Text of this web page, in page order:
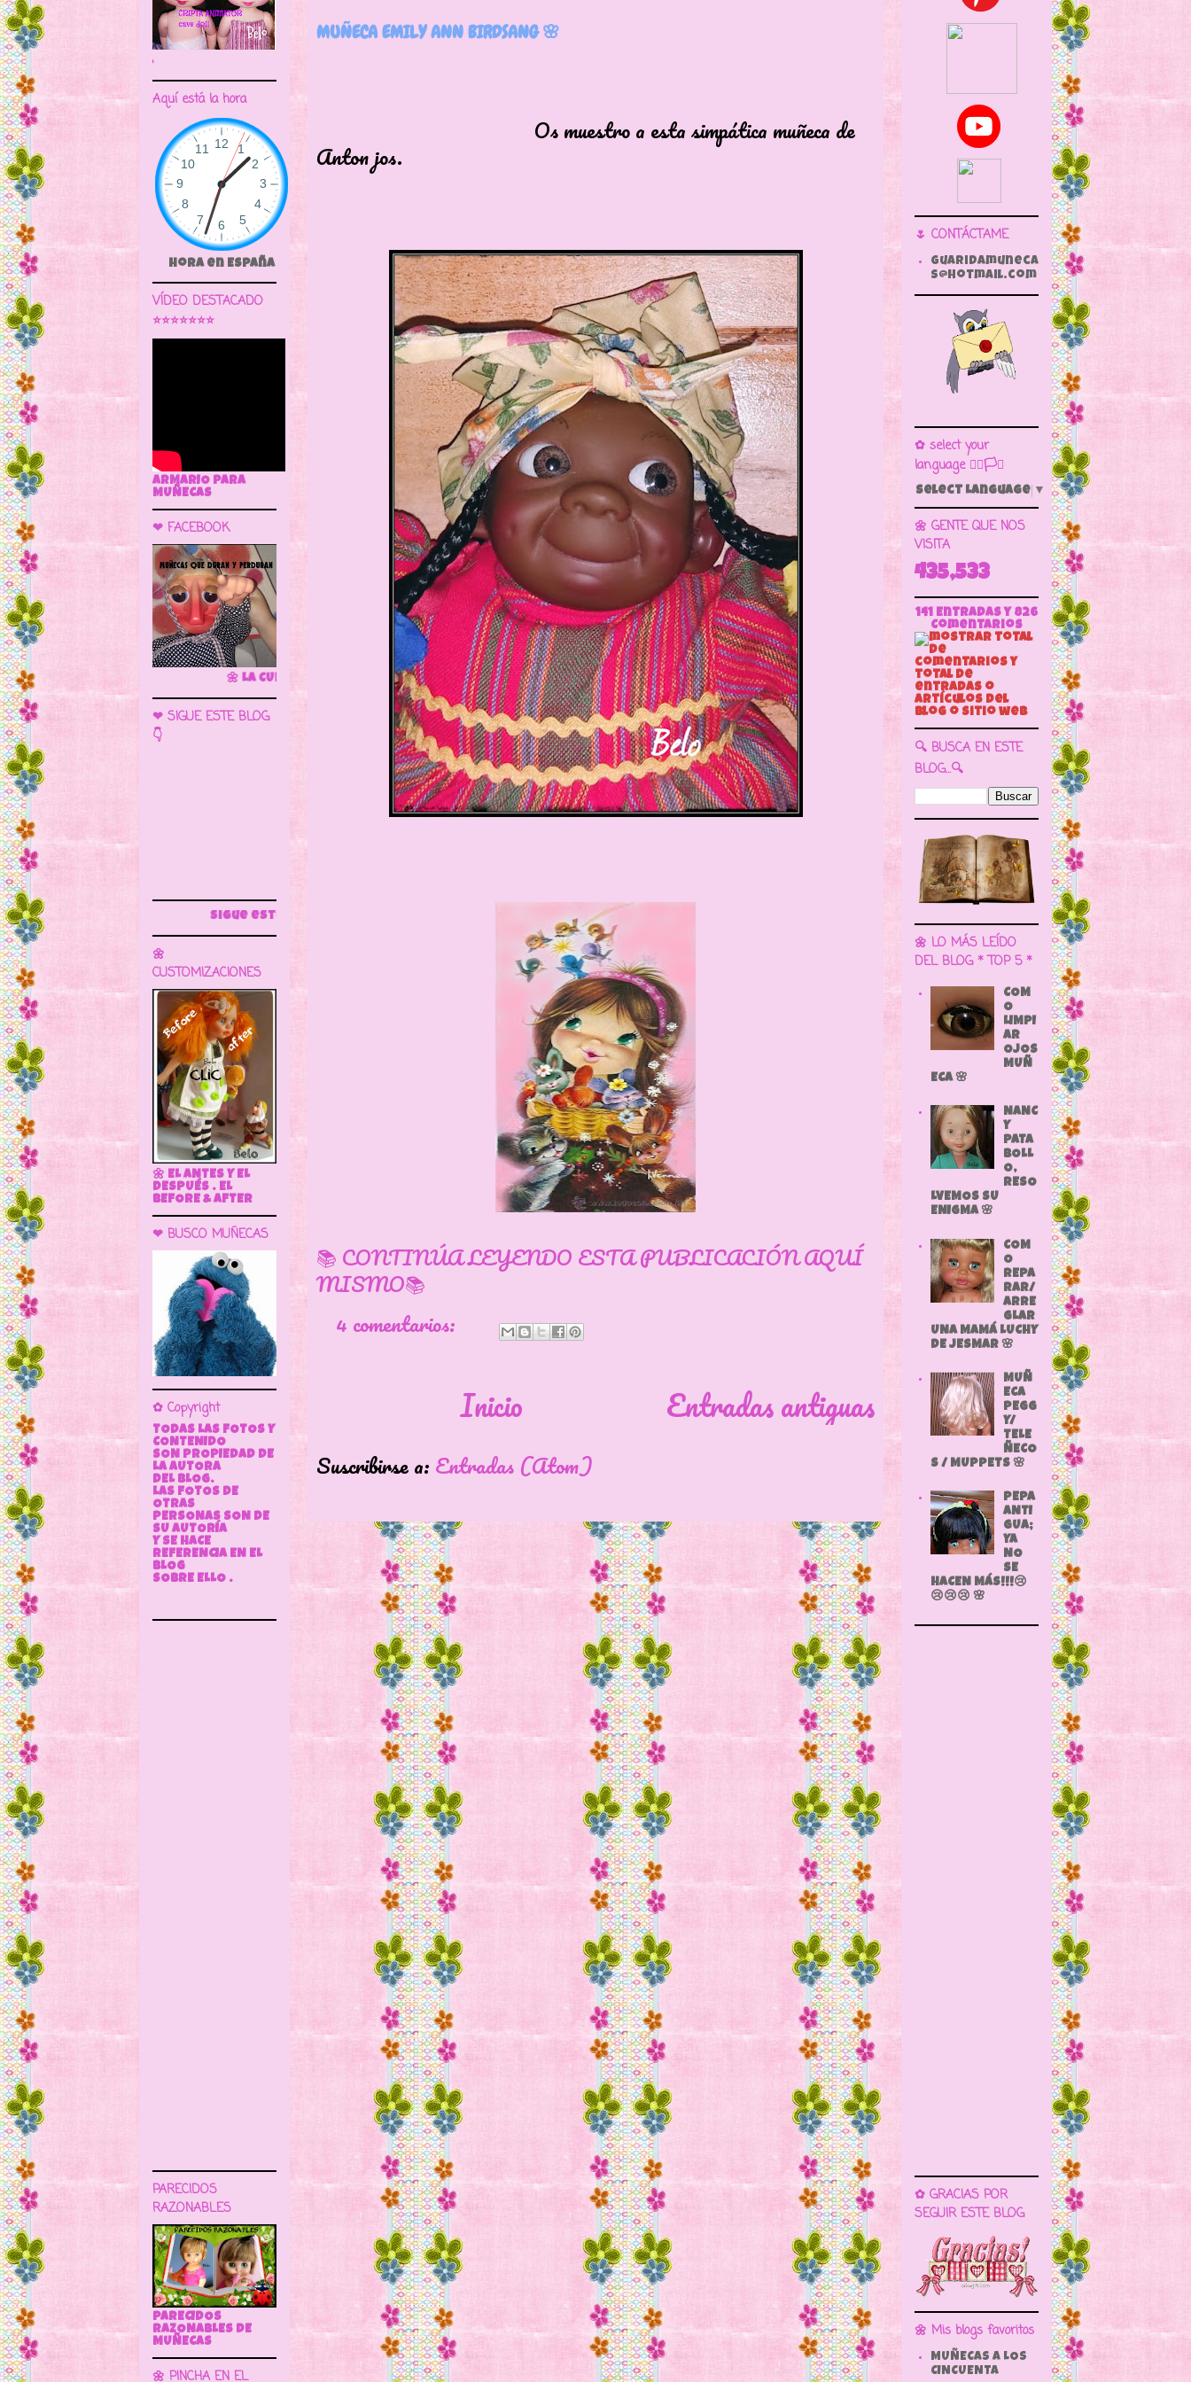
MUÑECA EMILY ANN BIRDSANG 🌸
Os muestro a esta simpática muñeca de
Anton jos.
📚 CONTINÚA LEYENDO ESTA PUBLICACIÓN AQUÍ
MISMO📚
4 comentarios:
Entradas antiguas
Inicio
Suscribirse a: Entradas (Atom)
Aquí está la hora
Hora en España
VÍDEO DESTACADO
⭐⭐⭐⭐⭐⭐⭐
ARMARIO PARA
MUÑECAS
❤ FACEBOOK
🌼 LA CUEVA DE LAS MUÑECAS
❤ SIGUE ESTE BLOG
👇
Sigue este blog para más información
🌼
CUSTOMIZACIONES
🌼 EL ANTES Y EL
DESPUÉS . EL
BEFORE & AFTER
❤ BUSCO MUÑECAS
✿ Copyright
TODAS LAS FOTOS Y
CONTENIDO
SON PROPIEDAD DE
LA AUTORA
DEL BLOG.
LAS FOTOS DE
OTRAS
PERSONAS SON DE
SU AUTORÍA
Y SE HACE
REFERENCIA EN EL
BLOG
SOBRE ELLO .
PARECIDOS
RAZONABLES
PARECIDOS
RAZONABLES DE
MUÑECAS
🌼 PINCHA EN EL
🌷 CONTÁCTAME
guaridamuneca
s@hotmail.com
✿ select your
language 🏳️‍🌈🏳️🏁
Select Language ▼
🌼 GENTE QUE NOS
VISITA
435,533
141 Entradas y 826
Comentarios
🔍 BUSCA EN ESTE
BLOG...🔍
🌼 LO MÁS LEÍDO
DEL BLOG * TOP 5 *
COM
O
LIMPI
AR
OJOS
MUÑ
ECA 🌸
NANC
Y
PATA
BOLL
O,
RESO
LVEMOS SU
ENIGMA 🌸
COM
O
REPA
RAR/
ARRE
GLAR
UNA MAMÁ LUCHY
DE JESMAR 🌸
MUÑ
ECA
PEGG
Y/
TELE
ÑECO
S / MUPPETS 🌸
PEPA
ANTI
GUA;
YA
NO
SE
HACEN MÁS!!!😢
😢😢😢 🌸
✿ GRACIAS POR
SEGUIR ESTE BLOG
🌼 Mis blogs favoritos
MUÑECAS A LOS
CINCUENTA